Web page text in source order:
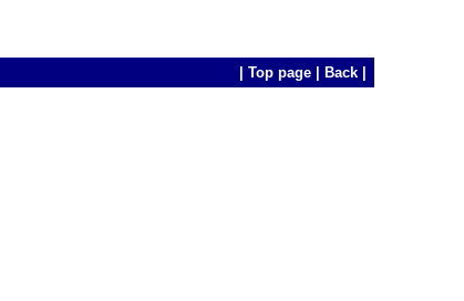
Top page| Back|